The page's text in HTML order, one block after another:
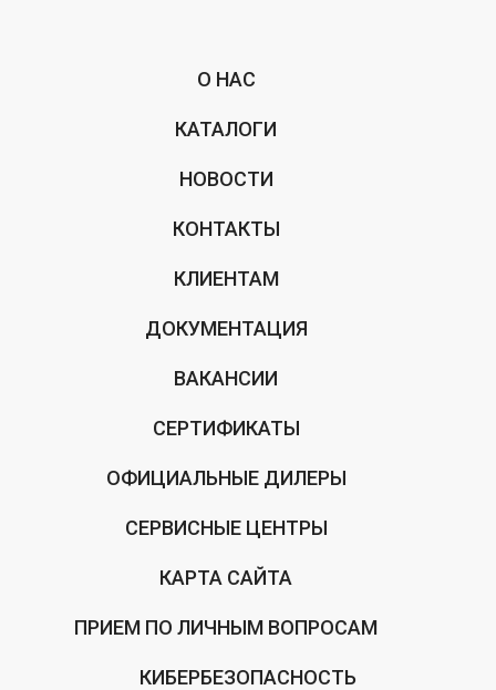
О НАС
КАТАЛОГИ
НОВОСТИ
КОНТАКТЫ
КЛИЕНТАМ
ДОКУМЕНТАЦИЯ
ВАКАНСИИ
СЕРТИФИКАТЫ
ОФИЦИАЛЬНЫЕ ДИЛЕРЫ
СЕРВИСНЫЕ ЦЕНТРЫ
КАРТА САЙТА
ПРИЕМ ПО ЛИЧНЫМ ВОПРОСАМ
КИБЕРБЕЗОПАСНОСТЬ